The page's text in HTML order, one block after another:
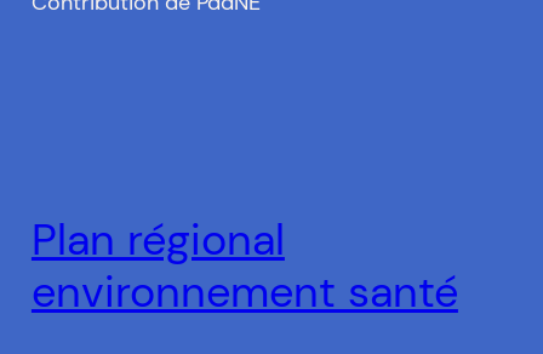
Plan régional
environnement santé